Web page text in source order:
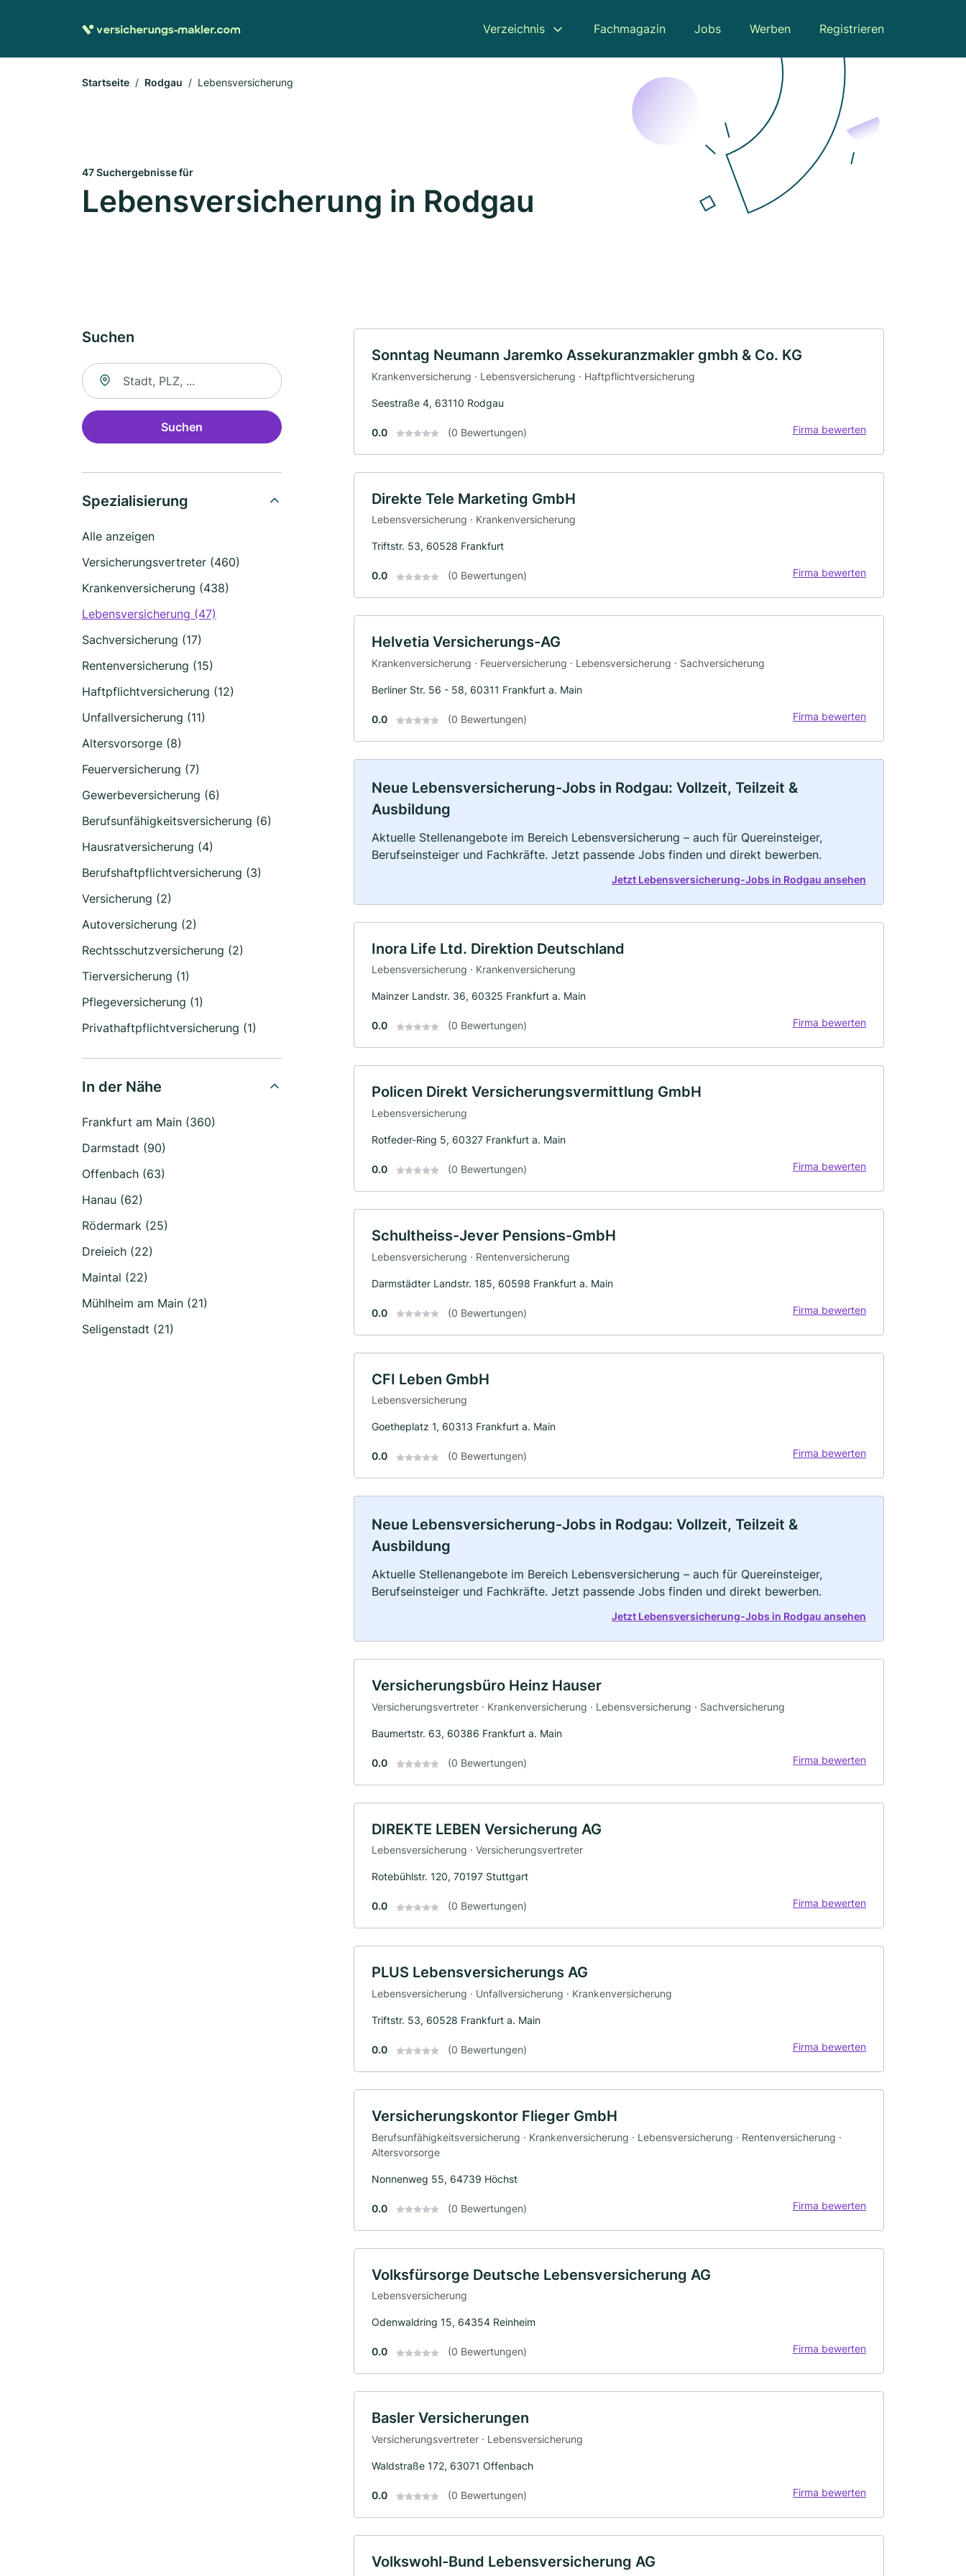
Verzeichnis Fachmagazin Jobs Werben Registrieren
Startseite Rodgau Lebensversicherung
47 Suchergebnisse für
Lebensversicherung in Rodgau
Suchen
Suche nach Ort
Suchen
Spezialisierung
Alle anzeigen
Versicherungsvertreter (460)
Krankenversicherung (438)
Lebensversicherung (47)
Sachversicherung (17)
Rentenversicherung (15)
Haftpflichtversicherung (12)
Unfallversicherung (11)
Altersvorsorge (8)
Feuerversicherung (7)
Gewerbeversicherung (6)
Berufsunfähigkeitsversicherung (6)
Hausratversicherung (4)
Berufshaftpflichtversicherung (3)
Versicherung (2)
Autoversicherung (2)
Rechtsschutzversicherung (2)
Tierversicherung (1)
Pflegeversicherung (1)
Privathaftpflichtversicherung (1)
In der Nähe
Frankfurt am Main (360)
Darmstadt (90)
Offenbach (63)
Hanau (62)
Rödermark (25)
Dreieich (22)
Maintal (22)
Mühlheim am Main (21)
Seligenstadt (21)
Sonntag Neumann Jaremko Assekuranzmakler gmbh & Co. KG
Krankenversicherung · Lebensversicherung · Haftpflichtversicherung
Seestraße 4, 63110 Rodgau
0.0 (0 Bewertungen) Firma bewerten
Direkte Tele Marketing GmbH
Lebensversicherung · Krankenversicherung
Triftstr. 53, 60528 Frankfurt
0.0 (0 Bewertungen) Firma bewerten
Helvetia Versicherungs-AG
Krankenversicherung · Feuerversicherung · Lebensversicherung · Sachversicherung
Berliner Str. 56 - 58, 60311 Frankfurt a. Main
0.0 (0 Bewertungen) Firma bewerten
Neue Lebensversicherung-Jobs in Rodgau: Vollzeit, Teilzeit &
Ausbildung
Aktuelle Stellenangebote im Bereich Lebensversicherung – auch für Quereinsteiger,
Berufseinsteiger und Fachkräfte. Jetzt passende Jobs finden und direkt bewerben.
Jetzt Lebensversicherung-Jobs in Rodgau ansehen
Inora Life Ltd. Direktion Deutschland
Lebensversicherung · Krankenversicherung
Mainzer Landstr. 36, 60325 Frankfurt a. Main
0.0 (0 Bewertungen) Firma bewerten
Policen Direkt Versicherungsvermittlung GmbH
Lebensversicherung
Rotfeder-Ring 5, 60327 Frankfurt a. Main
0.0 (0 Bewertungen) Firma bewerten
Schultheiss-Jever Pensions-GmbH
Lebensversicherung · Rentenversicherung
Darmstädter Landstr. 185, 60598 Frankfurt a. Main
0.0 (0 Bewertungen) Firma bewerten
CFI Leben GmbH
Lebensversicherung
Goetheplatz 1, 60313 Frankfurt a. Main
0.0 (0 Bewertungen) Firma bewerten
Neue Lebensversicherung-Jobs in Rodgau: Vollzeit, Teilzeit &
Ausbildung
Aktuelle Stellenangebote im Bereich Lebensversicherung – auch für Quereinsteiger,
Berufseinsteiger und Fachkräfte. Jetzt passende Jobs finden und direkt bewerben.
Jetzt Lebensversicherung-Jobs in Rodgau ansehen
Versicherungsbüro Heinz Hauser
Versicherungsvertreter · Krankenversicherung · Lebensversicherung · Sachversicherung
Baumertstr. 63, 60386 Frankfurt a. Main
0.0 (0 Bewertungen) Firma bewerten
DIREKTE LEBEN Versicherung AG
Lebensversicherung · Versicherungsvertreter
Rotebühlstr. 120, 70197 Stuttgart
0.0 (0 Bewertungen) Firma bewerten
PLUS Lebensversicherungs AG
Lebensversicherung · Unfallversicherung · Krankenversicherung
Triftstr. 53, 60528 Frankfurt a. Main
0.0 (0 Bewertungen) Firma bewerten
Versicherungskontor Flieger GmbH
Berufsunfähigkeitsversicherung · Krankenversicherung · Lebensversicherung · Rentenversicherung ·
Altersvorsorge
Nonnenweg 55, 64739 Höchst
0.0 (0 Bewertungen) Firma bewerten
Volksfürsorge Deutsche Lebensversicherung AG
Lebensversicherung
Odenwaldring 15, 64354 Reinheim
0.0 (0 Bewertungen) Firma bewerten
Basler Versicherungen
Versicherungsvertreter · Lebensversicherung
Waldstraße 172, 63071 Offenbach
0.0 (0 Bewertungen) Firma bewerten
Volkswohl-Bund Lebensversicherung AG